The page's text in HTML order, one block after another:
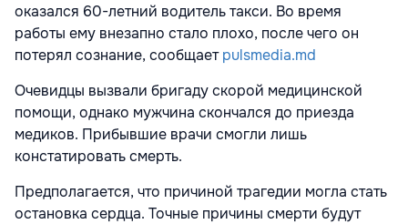
оказался 60-летний водитель такси. Во время
работы ему внезапно стало плохо, после чего он
потерял сознание, сообщаетpulsmedia.md
Очевидцы вызвали бригаду скорой медицинской
помощи, однако мужчина скончался до приезда
медиков. Прибывшие врачи смогли лишь
констатировать смерть.
Предполагается, что причиной трагедии могла стать
остановка сердца. Точные причины смерти будут